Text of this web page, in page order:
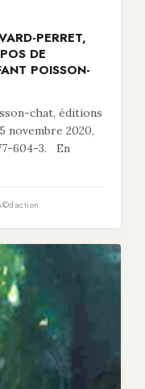
PERRET,
DE
POISSON-
chat, éditions
novembre 2020,
604-3. En